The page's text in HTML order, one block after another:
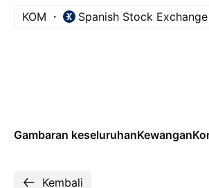
KOM Spanish Stock Exchange
Gambaran keseluruhanKewangan
Kembali